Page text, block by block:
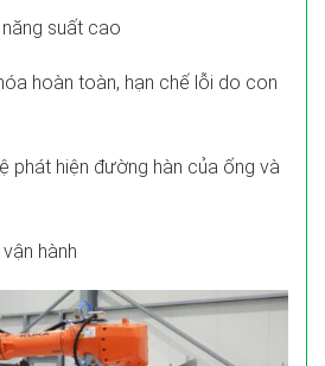
suất cao
hoàn toàn, hạn chế lỗi do con
phát hiện đường hàn của ống và
hành